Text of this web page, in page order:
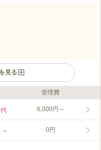
見る
寺院墓苑です。開放感と趣溢れ
のあ
天気の良い日は清々しい青空を
管理費
6,000円～
～ 0円